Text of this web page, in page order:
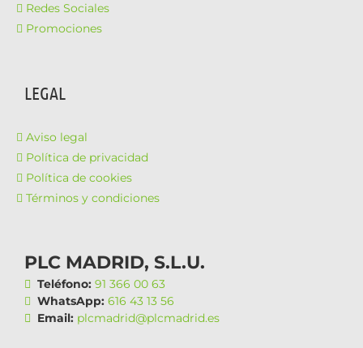
Redes Sociales
Promociones
LEGAL
Aviso legal
Política de privacidad
Política de cookies
Términos y condiciones
PLC MADRID, S.L.U.
Teléfono: 91 366 00 63
WhatsApp: 616 43 13 56
Email: plcmadrid@plcmadrid.es